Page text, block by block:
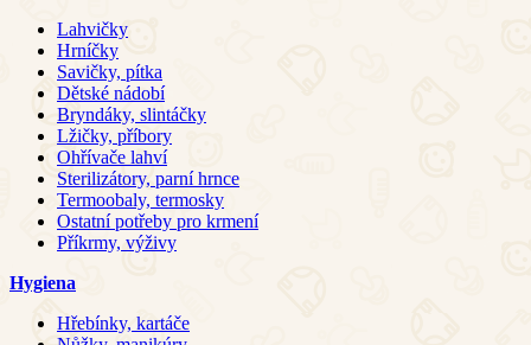
Lahvičky
Hrníčky
Savičky, pítka
Dětské nádobí
Bryndáky, slintáčky
Lžičky, příbory
Ohřívače lahví
Sterilizátory, parní hrnce
Termoobaly, termosky
Ostatní potřeby pro krmení
Příkrmy, výživy
Hygiena
Hřebínky, kartáče